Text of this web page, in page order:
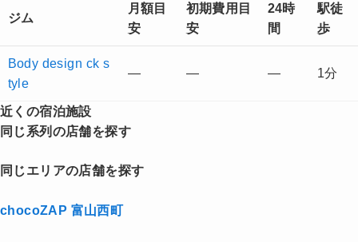
ジム
月額目
安
初期費用目
安
24時
間
駅徒
歩
Body design ck s
tyle
— — — 1分
近くの宿泊施設
同じ系列の店舗を探す
同じエリアの店舗を探す
chocoZAP 富山西町